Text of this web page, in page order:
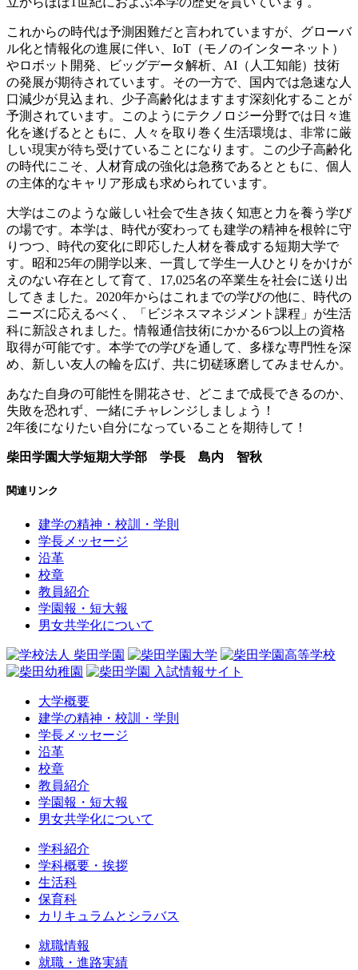
これからの時代は予測困難だと言われていますが、グローバ
ル化と情報化の進展に伴い、IoT（モノのインターネット）
やロボット開発、ビッグデータ解析、AI（人工知能）技術
の発展が期待されています。その一方で、国内では急速な人
口減少が見込まれ、少子高齢化はますます深刻化することが
予測されています。このようにテクノロジー分野では日々進
化を遂げるとともに、人々を取り巻く生活環境は、非常に厳
しい現実が待ち受けていることになります。この少子高齢化
の時代にこそ、人材育成の強化は急務であるとともに、個人
の主体的なキャリア形成も求められています。
大学はこのような厳しい社会で生き抜く知恵と力を養う学び
の場です。本学は、時代が変わっても建学の精神を根幹に守
りつつ、時代の変化に即応した人材を養成する短期大学で
す。昭和25年の開学以来、一貫して学生一人ひとりをかけが
えのない存在として育て、17,025名の卒業生を社会に送り出
してきました。2020年からはこれまでの学びの他に、時代の
ニーズに応えるべく、「ビジネスマネジメント課程」が生活
科に新設されました。情報通信技術にかかる6つ以上の資格
取得が可能です。本学での学びを通して、多様な専門性を深
め、新しい友人の輪を広げ、共に切磋琢磨してみませんか。
あなた自身の可能性を開花させ、どこまで成長できるのか、
失敗を恐れず、一緒にチャレンジしましょう！
2年後になりたい自分になっていることを期待して！
柴田学園大学短期大学部 学長 島内 智秋
関連リンク
建学の精神・校訓・学則
学長メッセージ
沿革
校章
教員紹介
学園報・短大報
男女共学化について
大学概要
建学の精神・校訓・学則
学長メッセージ
沿革
校章
教員紹介
学園報・短大報
男女共学化について
学科紹介
学科概要・挨拶
生活科
保育科
カリキュラムとシラバス
就職情報
就職・進路実績